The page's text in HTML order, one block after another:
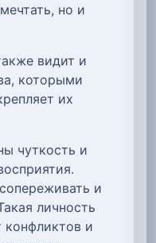
но и
видит и
которыми
их
чуткость и
и
личность
конфликтов и